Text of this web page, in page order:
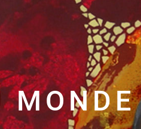
MONDE